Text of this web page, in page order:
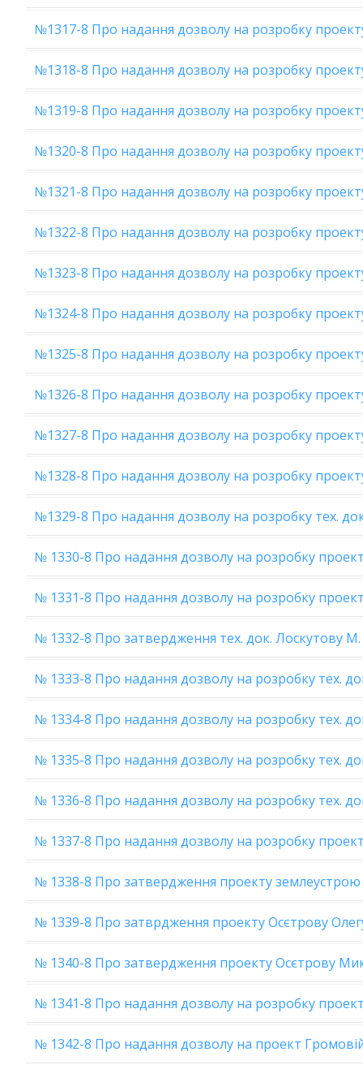
№1317-8 Про надання дозволу на розробку
№1318-8 Про надання дозволу на розробку проекту
№1319-8 Про надання дозволу на розробку
№1320-8 Про надання дозволу на розробку
№1321-8 Про надання дозволу на розробку
№1322-8 Про надання дозволу на розробку
№1323-8 Про надання дозволу на розробку
№1324-8 Про надання дозволу на розробку
№1325-8 Про надання дозволу на розробку
№1326-8 Про надання дозволу на розробку
№1327-8 Про надання дозволу на розробку
№1328-8 Про надання дозволу на розробку
№1329-8 Про надання дозволу на розробку тех.
№ 1330-8 Про надання дозволу на розробку
№ 1331-8 Про надання дозволу на розробку
№ 1332-8 Про затвердження тех. док. Лоскутову
№ 1333-8 Про надання дозволу на розробку тех.
№ 1334-8 Про надання дозволу на розробку тех.
№ 1335-8 Про надання дозволу на розробку тех.
№ 1336-8 Про надання дозволу на розробку тех.
№ 1337-8 Про надання дозволу на розробку
№ 1338-8 Про затвердження проекту землеустрою
№ 1339-8 Про затврдження проекту Осєтрову
№ 1340-8 Про затвердження проекту Осєтрову
№ 1341-8 Про надання дозволу на розробку
№ 1342-8 Про надання дозволу на проект